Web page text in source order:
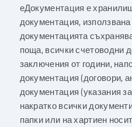
еДокументация е
документация,
документацията
поща, всички счетоводни
заключения от години,
документация (договори,
документация (указания
накратко всички
папки или на хартиен